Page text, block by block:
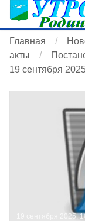
Главная
акты
19 сентября 2025
19 сентября 2025,